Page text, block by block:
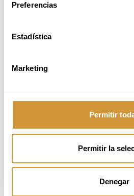
Preferencias
Estadística
Marketing
Permitir
Permitir la
Denegar
gastronomía o ingeniería.
Nivel requerido
un marco común de comprensión de la
rigor científico con aprendizaje
haciendo, experimentando y